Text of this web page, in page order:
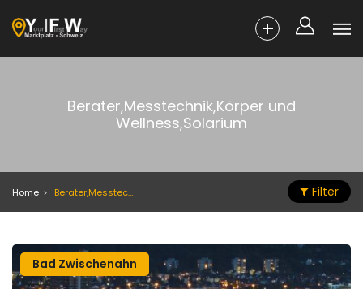
Berater,Messtechnik,Körper und
Wellness,Solarium
Home Berater,Messtechnik,Körper und Wellness,Solarium Filter
Bad Zwischenahn